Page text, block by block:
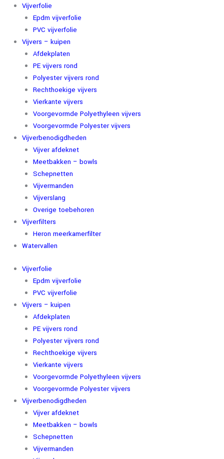
Vijverfolie
Epdm vijverfolie
PVC vijverfolie
Vijvers – kuipen
Afdekplaten
PE vijvers rond
Polyester vijvers rond
Rechthoekige vijvers
Vierkante vijvers
Voorgevormde Polyethyleen vijvers
Voorgevormde Polyester vijvers
Vijverbenodigdheden
Vijver afdeknet
Meetbakken – bowls
Schepnetten
Vijvermanden
Vijverslang
Overige toebehoren
Vijverfilters
Heron meerkamerfilter
Watervallen
Vijverfolie
Epdm vijverfolie
PVC vijverfolie
Vijvers – kuipen
Afdekplaten
PE vijvers rond
Polyester vijvers rond
Rechthoekige vijvers
Vierkante vijvers
Voorgevormde Polyethyleen vijvers
Voorgevormde Polyester vijvers
Vijverbenodigdheden
Vijver afdeknet
Meetbakken – bowls
Schepnetten
Vijvermanden